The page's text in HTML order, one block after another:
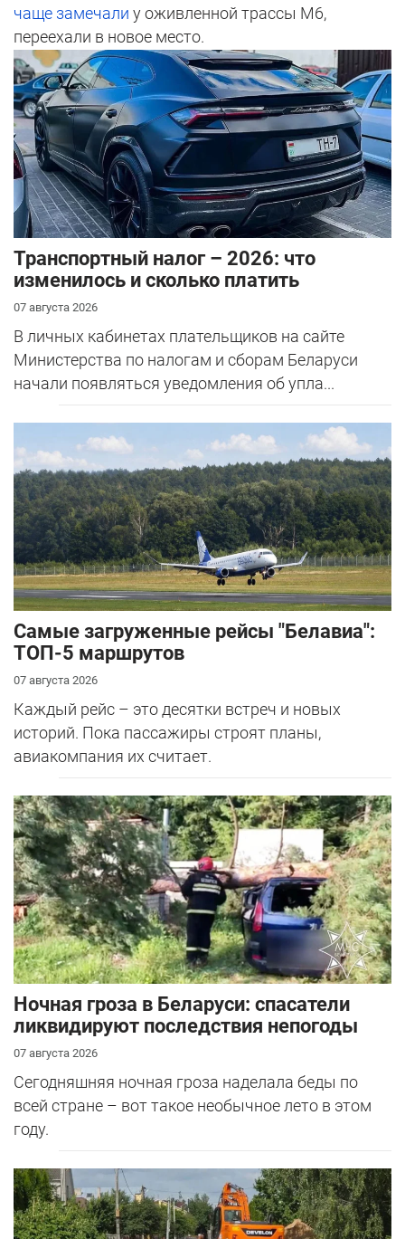
чаще замечали у оживленной трассы М6,
переехали в новое место.
Транспортный налог – 2026: что
изменилось и сколько платить
07 августа 2026
В личных кабинетах плательщиков на сайте
Министерства по налогам и сборам Беларуси
начали появляться уведомления об упла...
Самые загруженные рейсы "Белавиа":
ТОП-5 маршрутов
07 августа 2026
Каждый рейс – это десятки встреч и новых
историй. Пока пассажиры строят планы,
авиакомпания их считает.
Ночная гроза в Беларуси: спасатели
ликвидируют последствия непогоды
07 августа 2026
Сегодняшняя ночная гроза наделала беды по
всей стране – вот такое необычное лето в этом
году.